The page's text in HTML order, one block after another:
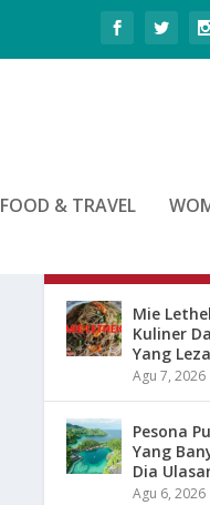
FOOD & TRAVEL
Mie
Kuliner
Yang
Agu 7, 2026
Pesona
Yang
Dia
Agu 6, 2026